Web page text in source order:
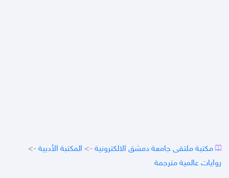
مكتبة ملتقى جامعة دمشق الالكترونية -> المكتبة الأدبية ->
روايات عالمية مترجمة